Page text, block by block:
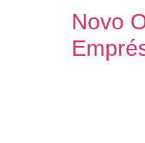
Novo